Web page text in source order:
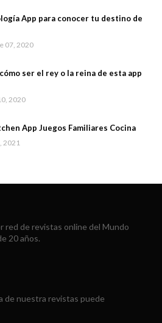
App para conocer tu destino de
07, 2020
ser el rey o la reina de esta app
2020
App Juegos Familiares Cocina
2021
red de revistas online del Mundo
20 años.
de nuestra revistas puede